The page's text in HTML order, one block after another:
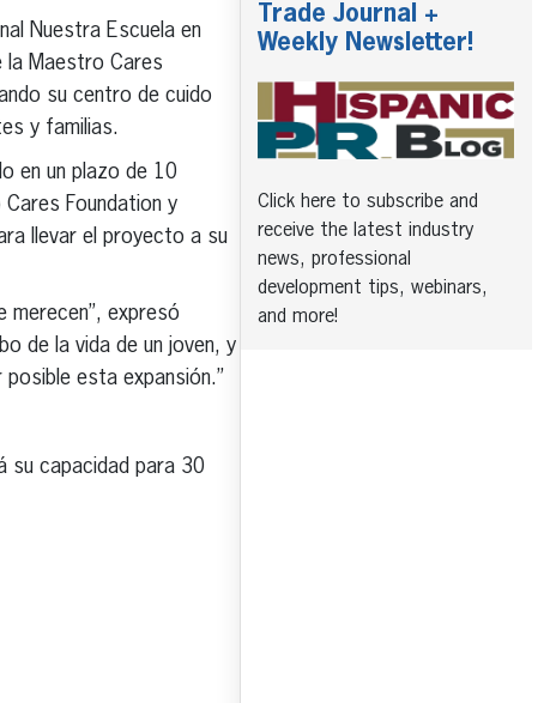
Nuestra Escuela en
la Maestro Cares
su centro de cuido
y familias.
en un plazo de 10
Foundation y
llevar el proyecto a su
merecen”, expresó
de la vida de un joven, y
esta expansión.”
su capacidad para 30
Trade Journal +
Weekly Newsletter!
Click here to subscribe and
receive the latest industry
news, professional
development tips, webinars,
and more!